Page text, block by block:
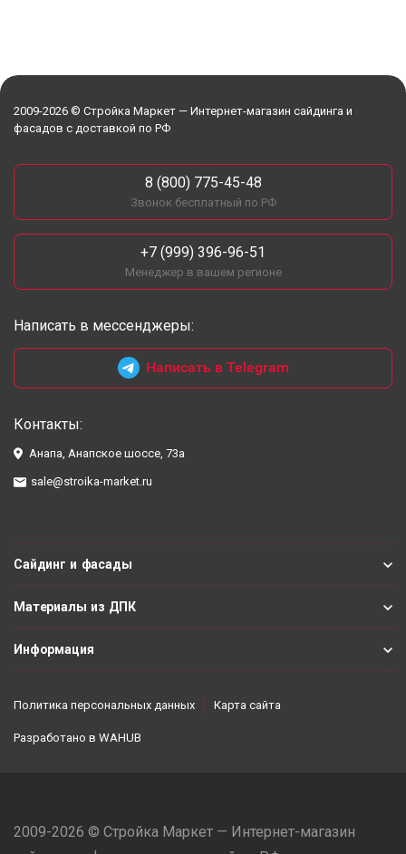
2009-2026 © Стройка Маркет — Интернет-магазин сайдинга и
фасадов с доставкой по РФ
8 (800) 775-45-48
Звонок бесплатный по РФ
+7 (999) 396-96-51
Менеджер в вашем регионе
Написать в мессенджеры:
Написать в Telegram
Контакты:
Анапа, Анапское шоссе, 73а
sale@stroika-market.ru
Сайдинг и фасады
Материалы из ДПК
Информация
Политика персональных данных Карта сайта
Разработано в WAHUB
2009-2026 © Стройка Маркет — Интернет-магазин